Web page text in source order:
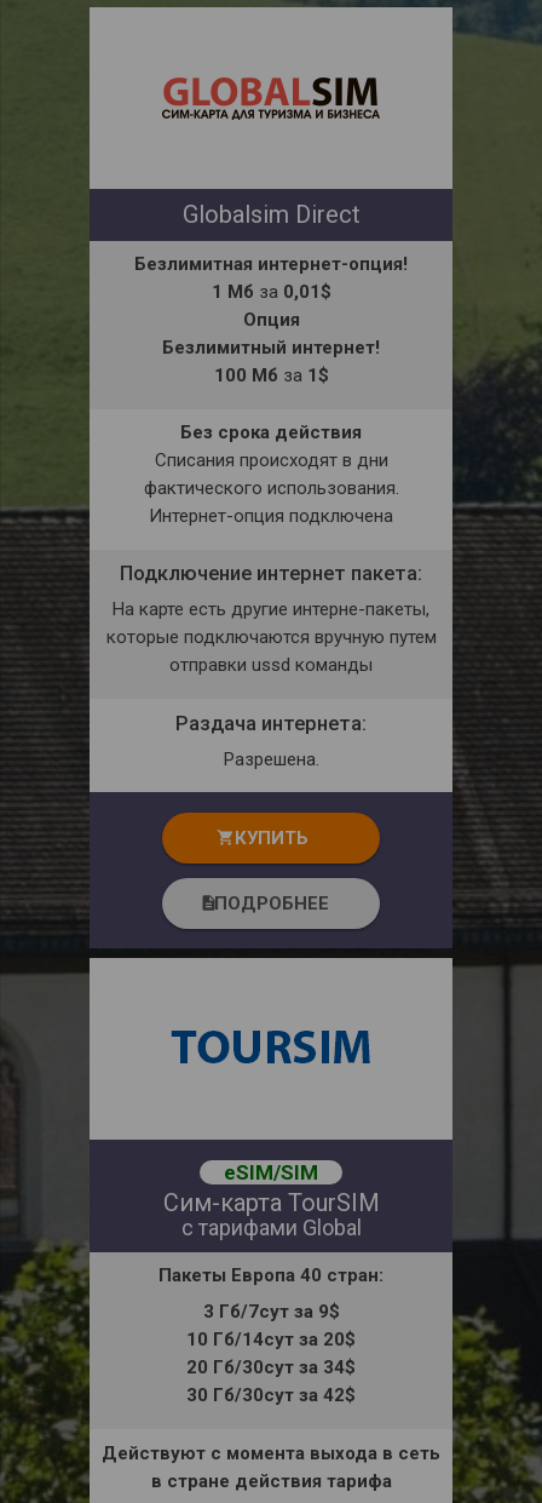
Globalsim Direct
Безлимитная интернет-опция!
1 Мб за0,01$
Опция
Безлимитный интернет!
100 Мб за 1$
Без срока действия
Списания происходят в дни
фактического использования.
Интернет-опция подключена
Подключение интернет пакета:
На карте есть другие интерне-пакеты,
которые подключаются вручную путем
отправки ussd команды
Раздача интернета:
Разрешена.
shopping_cart КУПИТЬ
descriptionПОДРОБНЕЕ
eSIM/SIM
Сим-карта TourSIM
с тарифами Global
Пакеты Европа 40 стран:
3 Гб/7сут за 9$
10 Гб/14сут за 20$
20 Гб/30сут за 34$
30 Гб/30сут за 42$
Действуют с момента выхода в сеть
в стране действия тарифа